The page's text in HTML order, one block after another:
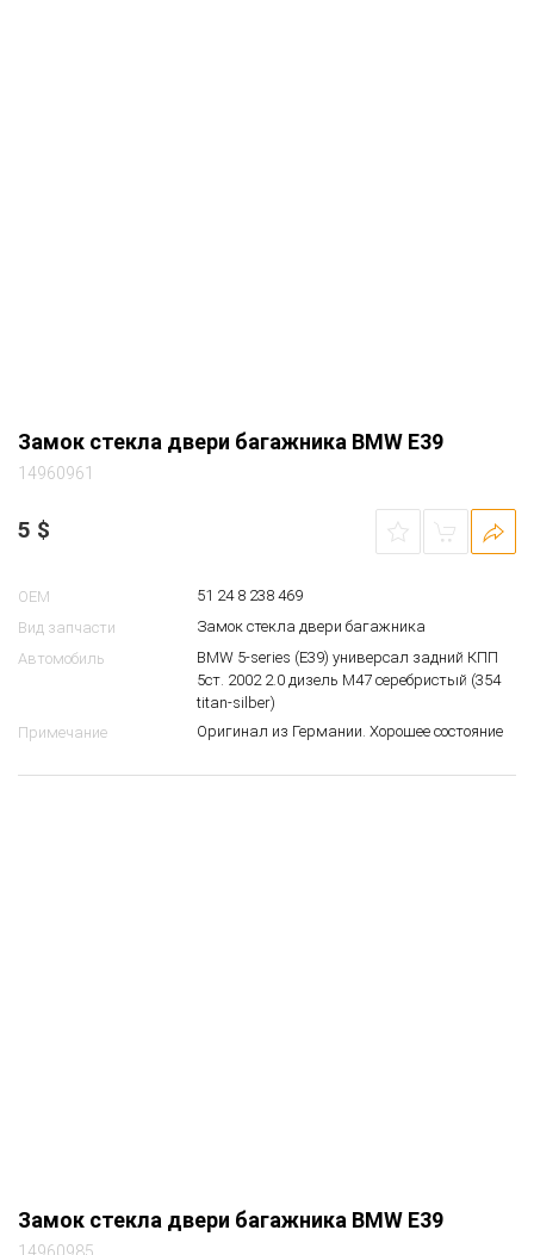
Замок стекла двери багажника BMW E39
14960961
5 $
OEM
51 24 8 238 469
Вид запчасти
Замок стекла двери багажника
Автомобиль
BMW 5-series (E39) универсал задний КПП
5ст. 2002 2.0 дизель M47 серебристый (354
titan-silber)
Примечание
Оригинал из Германии. Хорошее состояние
Замок стекла двери багажника BMW E39